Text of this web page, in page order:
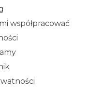
współpracować